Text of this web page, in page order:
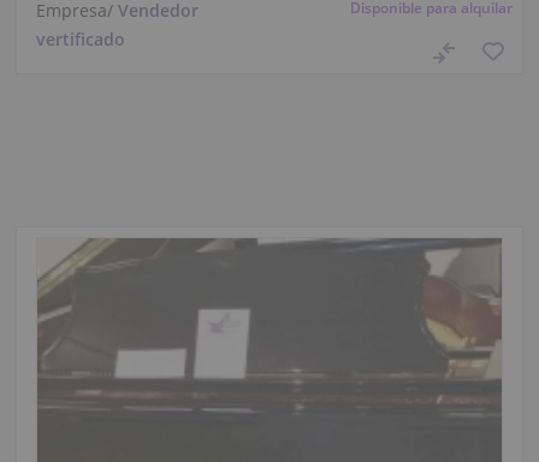
Disponible para alquilar
Empresa/ Vendedor
vertificado